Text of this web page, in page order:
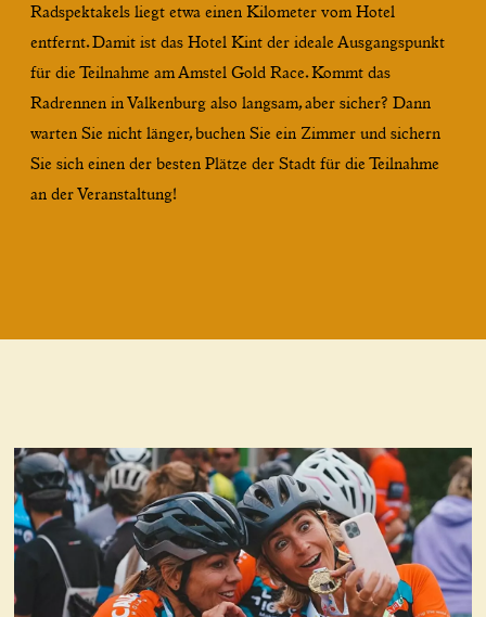
Radspektakels liegt etwa einen Kilometer vom Hotel
entfernt. Damit ist das Hotel Kint der ideale Ausgangspunkt
für die Teilnahme am Amstel Gold Race. Kommt das
Radrennen in Valkenburg also langsam, aber sicher? Dann
warten Sie nicht länger, buchen Sie ein Zimmer und sichern
Sie sich einen der besten Plätze der Stadt für die Teilnahme
an der Veranstaltung!